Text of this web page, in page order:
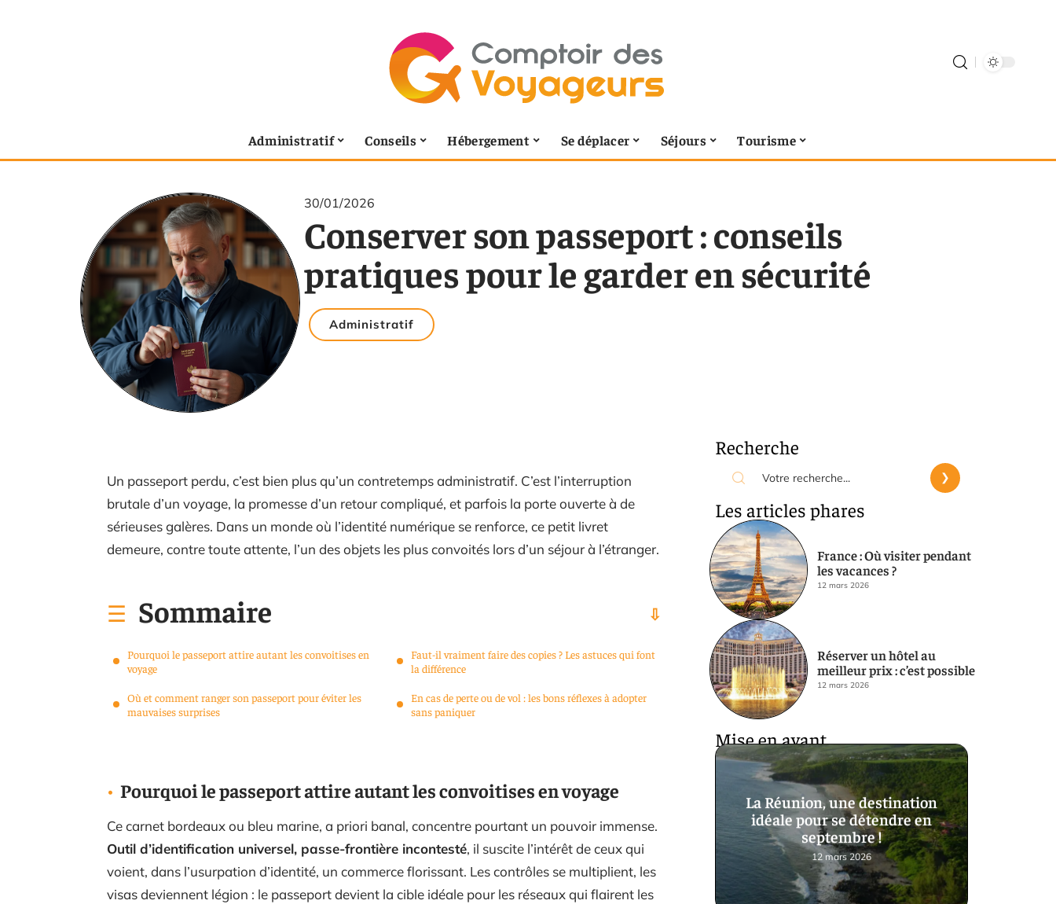
Administratif Conseils Hébergement Se déplacer Séjours Tourisme
30/01/2026
Conserver son passeport : conseils
pratiques pour le garder en sécurité
Administratif
Un passeport perdu, c’est bien plus qu’un contretemps administratif. C’est l’interruption
brutale d’un voyage, la promesse d’un retour compliqué, et parfois la porte ouverte à de
sérieuses galères. Dans un monde où l’identité numérique se renforce, ce petit livret
demeure, contre toute attente, l’un des objets les plus convoités lors d’un séjour à l’étranger.
Sommaire
Pourquoi le passeport attire autant les convoitises en
voyage
Où et comment ranger son passeport pour éviter les
mauvaises surprises
Faut-il vraiment faire des copies ? Les astuces qui font
la différence
En cas de perte ou de vol : les bons réflexes à adopter
sans paniquer
Pourquoi le passeport attire autant les convoitises en voyage
Ce carnet bordeaux ou bleu marine, a priori banal, concentre pourtant un pouvoir immense.
Outil d’identification universel, passe-frontière incontesté, il suscite l’intérêt de ceux qui
voient, dans l’usurpation d’identité, un commerce florissant. Les contrôles se multiplient, les
visas deviennent légion : le passeport devient la cible idéale pour les réseaux qui flairent les
Recherche
Les articles phares
France : Où visiter pendant
les vacances ?
12 mars 2026
Réserver un hôtel au
meilleur prix : c’est possible
12 mars 2026
Mise en avant
La Réunion, une destination
idéale pour se détendre en
septembre !
12 mars 2026